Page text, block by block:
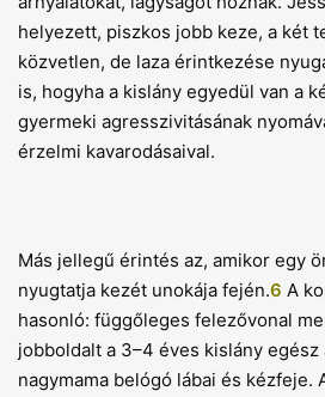
helyezett, piszkos jobb keze, a két
közvetlen, de laza érintkezése
is, hogyha a kislány egyedül van a
gyermeki agresszivitásának
érzelmi kavarodásaival.
Más jellegű érintés az, amikor egy
nyugtatja kezét unokája fején.6 A
hasonló: függőleges felezővonal
jobboldalt a 3–4 éves kislány egész
nagymama belógó lábai és kézfeje.